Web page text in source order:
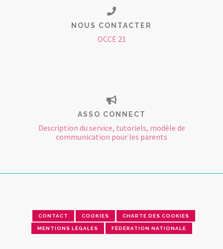
NOUS CONTACTER
OCCE 21
ASSO CONNECT
Description du service, tutoriels, modèle de
communication pour les parents
CONTACT COOKIES CHARTE DES COOKIES
MENTIONS LÉGALES FÉDÉRATION NATIONALE